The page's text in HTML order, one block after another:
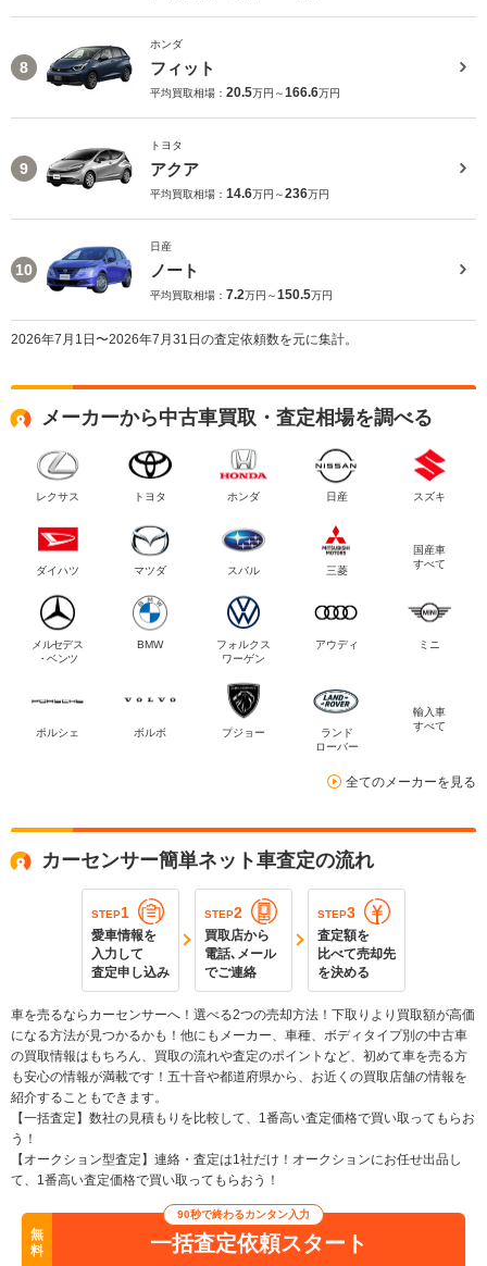
8
ホンダ
フィット
平均買取相場： 20.5万円～166.6万円
9
トヨタ
アクア
平均買取相場： 14.6万円～236万円
10
日産
ノート
平均買取相場： 7.2万円～150.5万円
2026年7月1日〜2026年7月31日の査定依頼数を元に集計。
メーカーから中古車買取・査定相場を調べる
レクサス トヨタ ホンダ 日産 スズキ
ダイハツ マツダ スバル 三菱
国産車
すべて
メルセデス
・ベンツ
BMW
フォルクス
ワーゲン
アウディ ミニ
ポルシェ ボルボ プジョー
ランド
ローバー
輸入車
すべて
全てのメーカーを見る
カーセンサー簡単ネット車査定の流れ
STEP1
愛車情報を
入力して
査定申し込み
STEP2
買取店から
電話､メール
でご連絡
STEP3
査定額を
比べて売却先
を決める
車を売るならカーセンサーへ！選べる2つの売却方法！下取りより買取額が高価
になる方法が見つかるかも！他にもメーカー、車種、ボディタイプ別の中古車
の買取情報はもちろん、買取の流れや査定のポイントなど、初めて車を売る方
も安心の情報が満載です！五十音や都道府県から、お近くの買取店舗の情報を
紹介することもできます。
【一括査定】数社の見積もりを比較して、1番高い査定価格で買い取ってもらお
う！
【オークション型査定】連絡・査定は1社だけ！オークションにお任せ出品し
て、1番高い査定価格で買い取ってもらおう！
無
料
90秒で終わるカンタン入力
一括査定依頼スタート